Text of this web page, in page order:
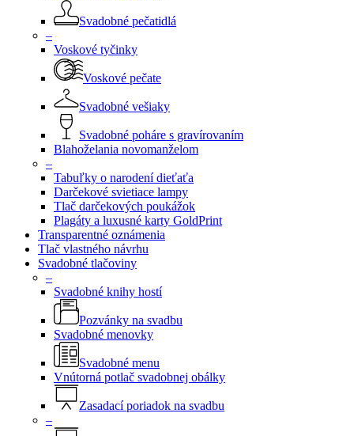
Svadobné pečatidlá
–
Voskové tyčinky
Voskové pečate
Svadobné vešiaky
Svadobné poháre s gravírovaním
Blahoželania novomanželom
–
Tabuľky o narodení dieťaťa
Darčekové svietiace lampy
Tlač darčekových poukážok
Plagáty a luxusné karty GoldPrint
Transparentné oznámenia
Tlač vlastného návrhu
Svadobné tlačoviny
–
Svadobné knihy hostí
Pozvánky na svadbu
Svadobné menovky
Svadobné menu
Vnútorná potlač svadobnej obálky
Zasadací poriadok na svadbu
–